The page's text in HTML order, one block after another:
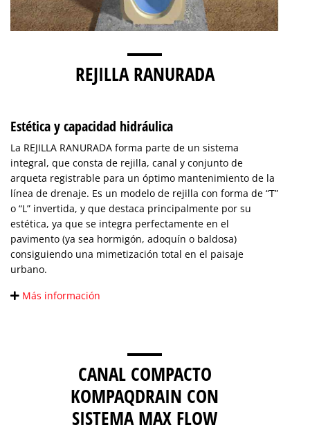
REJILLA RANURADA
Estética y capacidad hidráulica
La REJILLA RANURADA forma parte de un sistema
integral, que consta de rejilla, canal y conjunto de
arqueta registrable para un óptimo mantenimiento de la
línea de drenaje. Es un modelo de rejilla con forma de “T”
o “L” invertida, y que destaca principalmente por su
estética, ya que se integra perfectamente en el
pavimento (ya sea hormigón, adoquín o baldosa)
consiguiendo una mimetización total en el paisaje
urbano.
Más información
CANAL COMPACTO
KOMPAQDRAIN CON
SISTEMA MAX FLOW